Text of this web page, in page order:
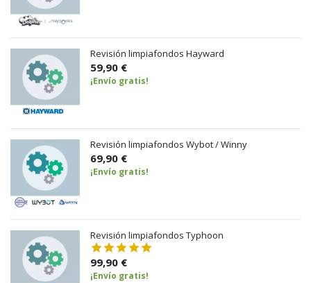
Revisión limpiafondos Hayward
59,90 €
¡Envío gratis!
Revisión limpiafondos Wybot / Winny
69,90 €
¡Envío gratis!
Revisión limpiafondos Typhoon
99,90 €
¡Envío gratis!